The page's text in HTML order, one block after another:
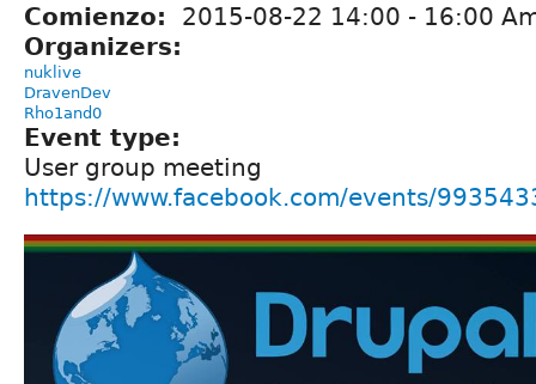
Comienzo: 2015-08-22 14:00 - 16:00
Organizers:
nuklive
DravenDev
Rho1and0
Event type:
User group meeting
https://www.facebook.com/events/